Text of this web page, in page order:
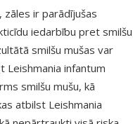
zāles ir parādījušas
iedarbību pret smilšu
smilšu mušas var
Leishmania infantum
smilšu mušu, kā
atbilst Leishmania